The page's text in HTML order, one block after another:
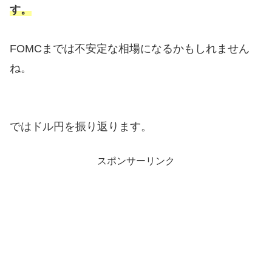
す。
FOMCまでは不安定な相場になるかもしれません
ね。
ではドル円を振り返ります。
スポンサーリンク